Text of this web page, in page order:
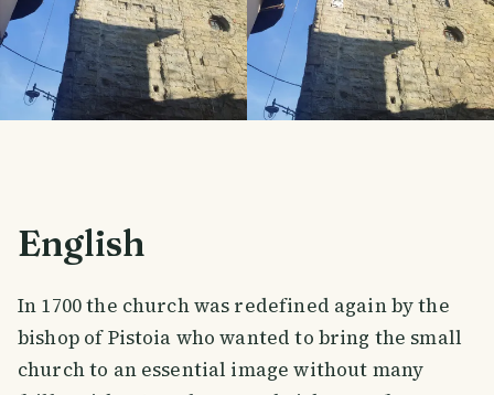
English
In 1700 the church was redefined again by the
bishop of Pistoia who wanted to bring the small
church to an essential image without many